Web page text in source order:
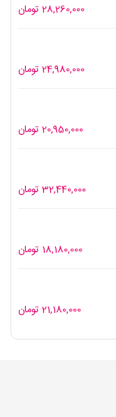
28,260,000 تومان
24,980,000 تومان
20,950,000 تومان
32,440,000 تومان
18,180,000 تومان
21,180,000 تومان